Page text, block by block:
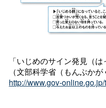
「いじめのサイン発見（は
（文部科学省（もんぶかが
http://www.gov-